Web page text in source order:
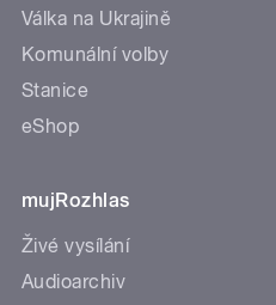
Válka na Ukrajině
Komunální volby
Stanice
eShop
mujRozhlas
Živé vysílání
Audioarchiv